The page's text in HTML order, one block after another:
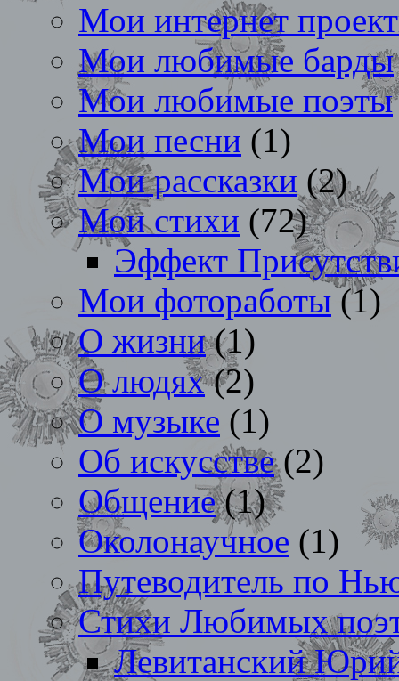
Мои интернет
Мои любимые барды
Мои любимые поэты
Мои песни (1)
Мои рассказки (2)
Мои стихи (72)
Эффект
Мои фотоработы(1)
О жизни(1)
О людях(2)
О музыке (1)
Об искусстве(2)
Общение(1)
Околонаучное (1)
Путеводитель по
Стихи Любимых
Левитанский